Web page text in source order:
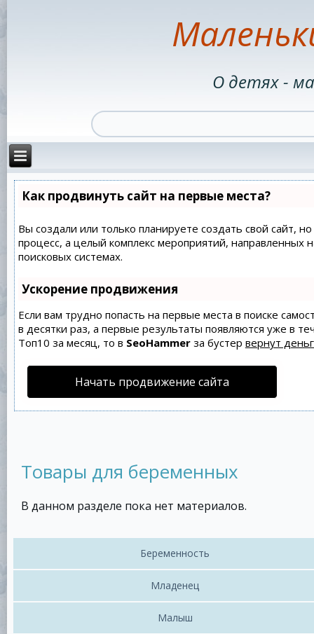
О детях -
Как продвинуть сайт на первые места?
Вы создали или только планируете создать свой сайт,
процесс, а целый комплекс мероприятий,
поисковых системах.
Ускорение продвижения
Если вам трудно попасть на первые места в поиске
в десятки раз, а первые результаты появляются уже в
Топ10 за месяц, то в SeoHammerза бустер вернут
Начать продвижение сайта
Товары для беременных
В данном разделе пока нет материалов.
Беременность
Младенец
Малыш